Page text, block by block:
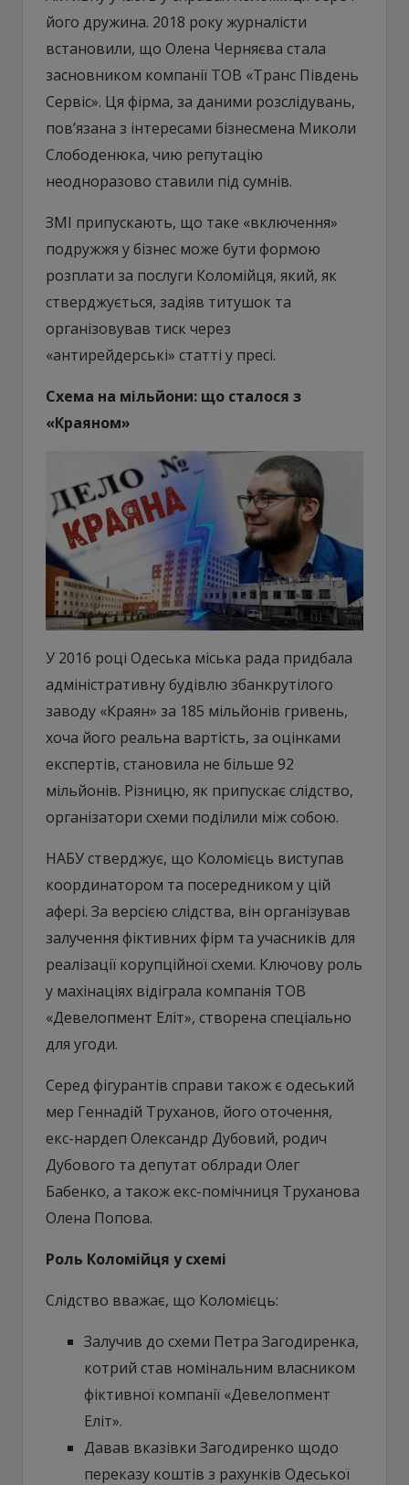
його дружина. 2018 року журналісти
встановили, що Олена Черняєва стала
засновником компанії ТОВ «Транс Південь
Сервіс». Ця фірма, за даними розслідувань,
пов’язана з інтересами бізнесмена Миколи
Слободенюка, чию репутацію
неодноразово ставили під сумнів.
ЗМІ припускають, що таке «включення»
подружжя у бізнес може бути формою
розплати за послуги Коломійця, який, як
стверджується, задіяв титушок та
організовував тиск через
«антирейдерські» статті у пресі.
Схема на мільйони: що сталося з
«Краяном»
У 2016 році Одеська міська рада придбала
адміністративну будівлю збанкрутілого
заводу «Краян» за 185 мільйонів гривень,
хоча його реальна вартість, за оцінками
експертів, становила не більше 92
мільйонів. Різницю, як припускає слідство,
організатори схеми поділили між собою.
НАБУ стверджує, що Коломієць виступав
координатором та посередником у цій
афері. За версією слідства, він організував
залучення фіктивних фірм та учасників для
реалізації корупційної схеми. Ключову роль
у махінаціях відіграла компанія ТОВ
«Девелопмент Еліт», створена спеціально
для угоди.
Серед фігурантів справи також є одеський
мер Геннадій Труханов, його оточення,
екс-нардеп Олександр Дубовий, родич
Дубового та депутат облради Олег
Бабенко, а також екс-помічниця Труханова
Олена Попова.
Роль Коломійця у схемі
Слідство вважає, що Коломієць:
Залучив до схеми Петра Загодиренка,
котрий став номінальним власником
фіктивної компанії «Девелопмент
Еліт».
Давав вказівки Загодиренко щодо
переказу коштів з рахунків Одеської